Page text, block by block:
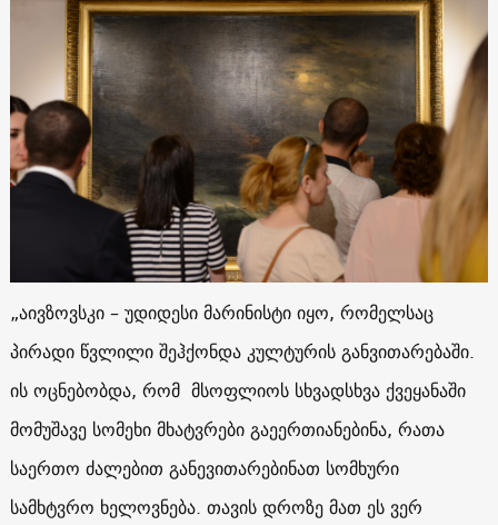
„აივზოვსკი – უდიდესი მარინისტი იყო, რომელსაც
პირადი წვლილი შეჰქონდა კულტურის განვითარებაში.
ის ოცნებობდა, რომ მსოფლიოს სხვადსხვა ქვეყანაში
მომუშავე სომეხი მხატვრები გაეერთიანებინა, რათა
საერთო ძალებით განევითარებინათ სომხური
სამხტვრო ხელოვნება. თავის დროზე მათ ეს ვერ